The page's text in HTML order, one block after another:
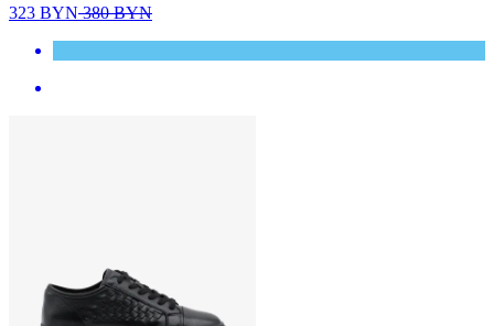
323 BYN380BYN